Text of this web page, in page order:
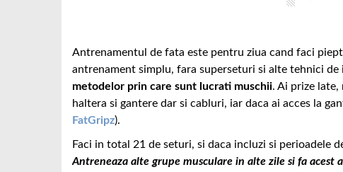
Antrenamentul de fata este pentru ziua cand faci
antrenament simplu, fara superseturi si alte tehnici de
metodelor prin care sunt lucrati muschii. Ai prize
haltera si gantere dar si cabluri, iar daca ai acces la
FatGripz).
Faci in total 21 de seturi, si daca incluzi si perioadele
Antreneaza alte grupe musculare in alte zile si fa